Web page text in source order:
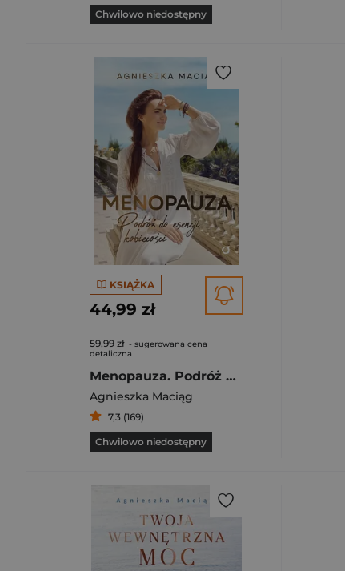
Chwilowo niedostępny
KSIĄŻKA
44,99 zł
59,99 zł - sugerowana cena
detaliczna
Menopauza. Podróż do esencji kobiecości
Agnieszka Maciąg
7,3 (169)
Chwilowo niedostępny